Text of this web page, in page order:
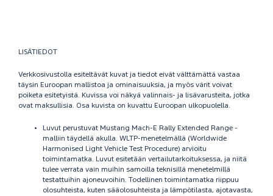
LISÄTIEDOT
Verkkosivustolla esiteltävät kuvat ja tiedot eivät välttämättä vastaa
täysin Euroopan mallistoa ja ominaisuuksia, ja myös värit voivat
poiketa esitetyistä. Kuvissa voi näkyä valinnais- ja lisävarusteita, jotka
ovat maksullisia. Osa kuvista on kuvattu Euroopan ulkopuolella.
Luvut perustuvat Mustang Mach-E Rally Extended Range -
malliin täydellä akulla. WLTP-menetelmällä (Worldwide
Harmonised Light Vehicle Test Procedure) arvioitu
toimintamatka. Luvut esitetään vertailutarkoituksessa, ja niitä
tulee verrata vain muihin samoilla teknisillä menetelmillä
testattuihin ajoneuvoihin. Todellinen toimintamatka riippuu
olosuhteista, kuten sääolosuhteista ja lämpötilasta, ajotavasta,